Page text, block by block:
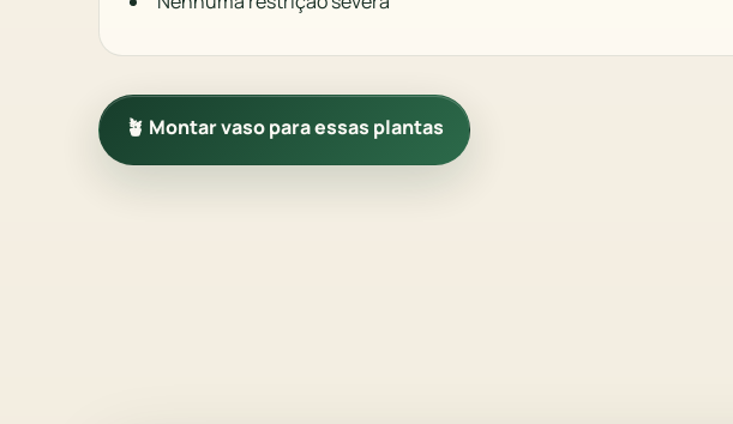
🪴 Montar vaso para essas plantas